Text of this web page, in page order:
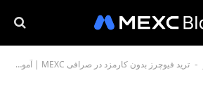
- ترید فیوچرز بدون کارمزد در صرافی MEXC | آموزش رویداد پاس کارمزد صفر مکسی